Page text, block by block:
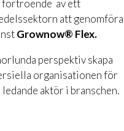
förtroende av ett
att genomföra
Grownow® Flex.
perspektiv skapa
organisationen för
aktör i branschen.